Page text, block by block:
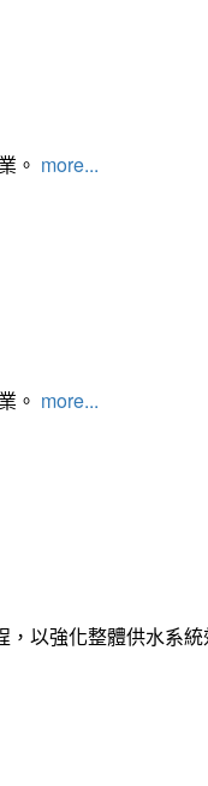
。 more...
。 more...
以強化整體供水系